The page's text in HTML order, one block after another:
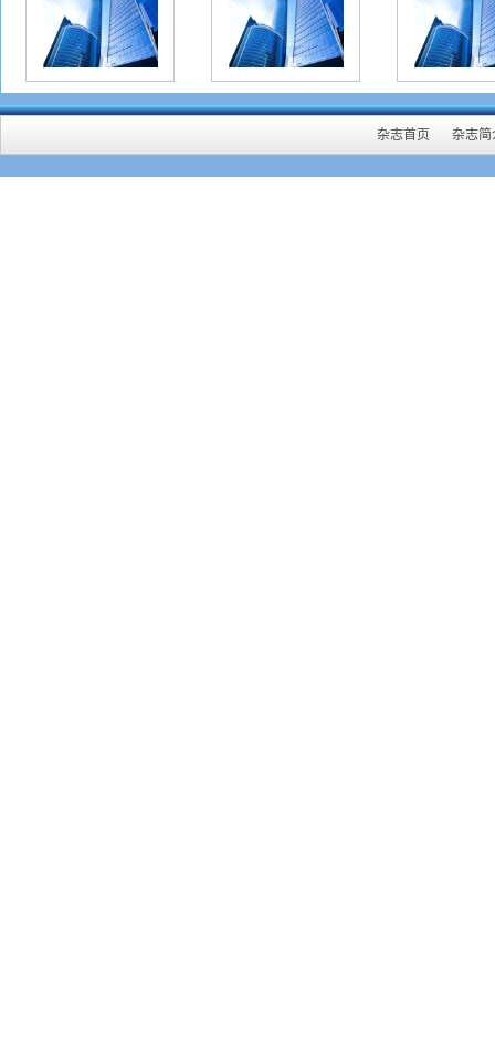
要
实，
则为
精简
写第
杂志首页 杂志简